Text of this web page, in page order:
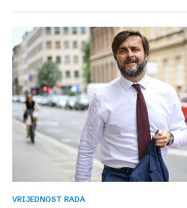
VRIJEDNOST RADA